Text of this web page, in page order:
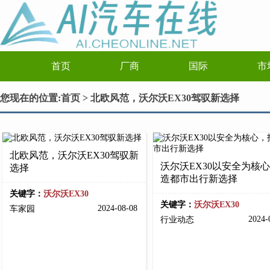
首页 厂商 国际 市
您现在的位置:首页 > 北欧风范，沃尔沃EX30驾驭新选择
北欧风范，沃尔沃EX30驾驭新
选择
关键字： 沃尔沃EX30
车家园
2024-08-08
沃尔沃EX30以安全为核
造都市出行新选择
关键字： 沃尔沃EX30
行业动态